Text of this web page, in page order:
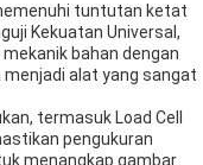
tuntutan ketat
Kekuatan Universal,
bahan dengan
alat yang sangat
termasuk Load Cell
pengukuran
menangkap gambar